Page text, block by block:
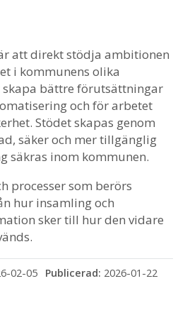
att direkt stödja ambitionen
i kommunens olika
skapa bättre förutsättningar
och för arbetet
Stödet skapas genom
säker och mer tillgänglig
säkras inom kommunen.
processer som berörs
hur insamling och
sker till hur den vidare
02-05 Publicerad: 2026-01-22